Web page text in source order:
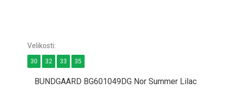
BUNDGAARD BG601049DG Nor Summer Lilac
30 32 33 35